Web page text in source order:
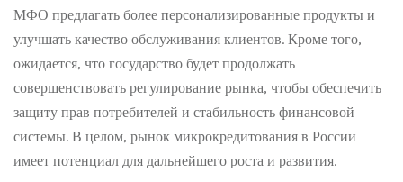
МФО предлагать более персонализированные продукты и
улучшать качество обслуживания клиентов. Кроме того,
ожидается, что государство будет продолжать
совершенствовать регулирование рынка, чтобы обеспечить
защиту прав потребителей и стабильность финансовой
системы. В целом, рынок микрокредитования в России
имеет потенциал для дальнейшего роста и развития.